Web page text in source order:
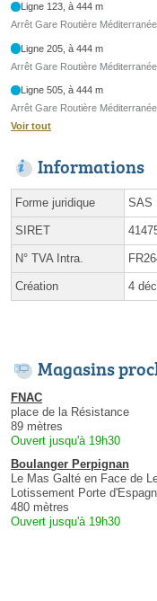
Ligne 123, à 444 m
Arrêt Gare Routière
Ligne 205, à 444 m
Arrêt Gare Routière
Ligne 505, à 444 m
Arrêt Gare Routière
Voir tout
Informations
Forme juridique SAS
SIRET
N° TVA Intra.
Création 4
Magasins
FNAC
place de la Résistance
89 mètres
Ouvert jusqu'à 19h30
Boulanger Perpignan
Le Mas Galté en Face de
Lotissement Porte
480 mètres
Ouvert jusqu'à 19h30